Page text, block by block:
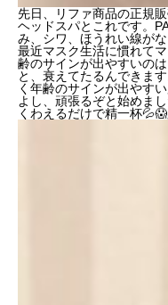
先日、リファ商品の正規
ヘッドスパとこれです。
み、シワ、ほうれい線が
最近マスク生活に慣れて
齢のサインが出やすいの
と、衰えてたるんできま
く年齢のサインが出やすい
よし、頑張るぞと始めま
くわえるだけで精一杯